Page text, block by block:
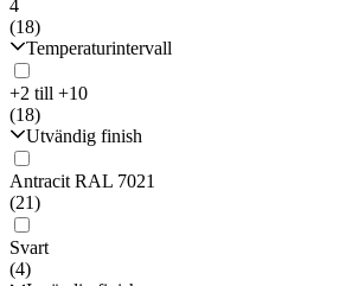
4
(18)
Temperaturintervall
+2 till +10
(18)
Utvändig finish
Antracit RAL 7021
(21)
Svart
(4)